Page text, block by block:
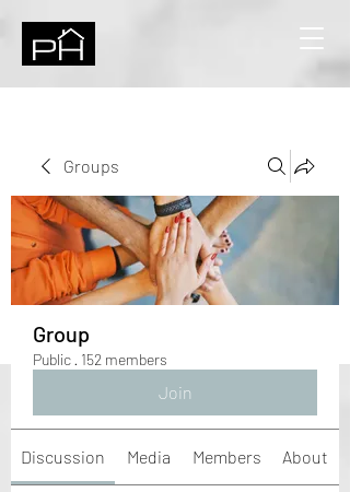
Groups
Group
Public · 152 members
Join
Discussion Media Members About